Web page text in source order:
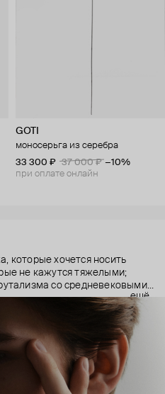
GOTI
моносерьга из серебра
33 300 ₽
37 000 ₽ −10%
при оплате онлайн
которые хочется носить
не кажутся тяжелыми;
со средневековыми
бренда GOTI строится
которые не
каждого украшения
ещё